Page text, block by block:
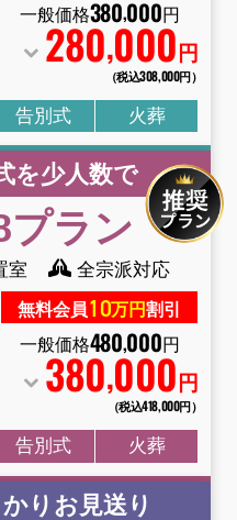
一般価格380,000円
280,000 円
（税込308,000円）
告別式 火葬
を少人数で
プラン
室 全宗派対応
無料会員10万円割引
一般価格480,000円
380,000 円
（税込418,000円）
告別式 火葬
りお見送り